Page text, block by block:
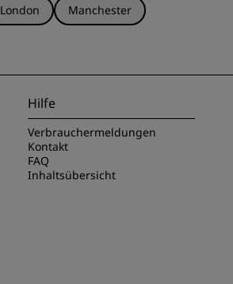
London
Manchester
Hilfe
Verbrauchermeldungen
Kontakt
FAQ
Inhaltsübersicht